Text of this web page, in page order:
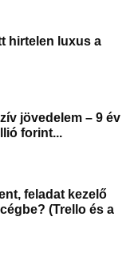
hirtelen luxus a
jövedelem – 9 év
forint...
feladat kezelő
(Trello és a